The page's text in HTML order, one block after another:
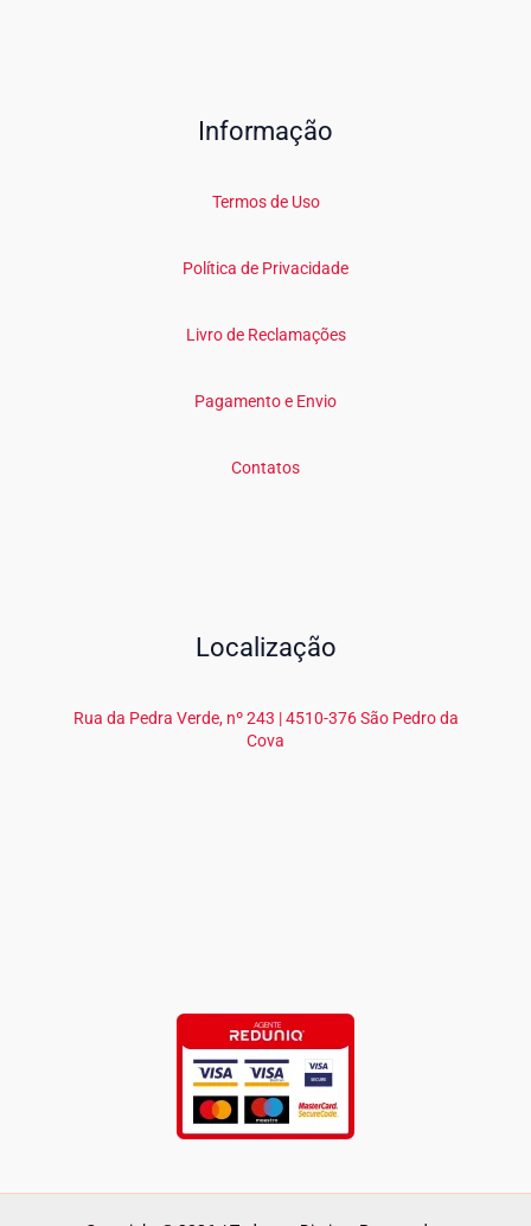
Informação
Termos de Uso
Política de Privacidade
Livro de Reclamações
Pagamento e Envio
Contatos
Localização
Rua da Pedra Verde, nº 243 | 4510-376 São Pedro da
Cova